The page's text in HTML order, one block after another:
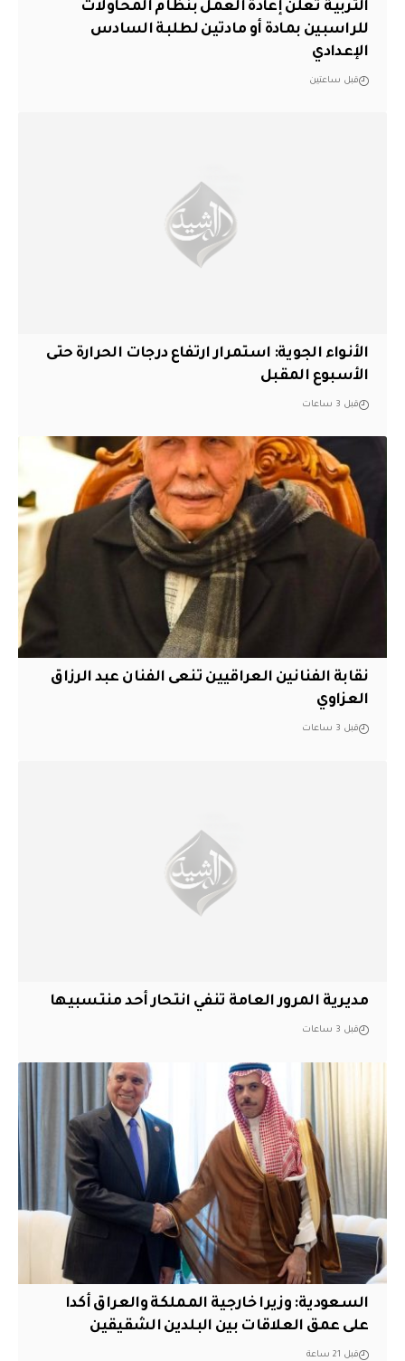
التربية تعلن إعادة العمل بنظام المحاولات
للراسبين بمادة أو مادتين لطلبة السادس
الإعدادي
قبل ساعتين
الأنواء الجوية: استمرار ارتفاع درجات الحرارة حتى
الأسبوع المقبل
قبل 3 ساعات
نقابة الفنانين العراقيين تنعى الفنان عبد الرزاق
العزاوي
قبل 3 ساعات
مديرية المرور العامة تنفي انتحار أحد منتسبيها
قبل 3 ساعات
السعودية: وزيرا خارجية المملكة والعراق أكدا
على عمق العلاقات بين البلدين الشقيقين
قبل 21 ساعة